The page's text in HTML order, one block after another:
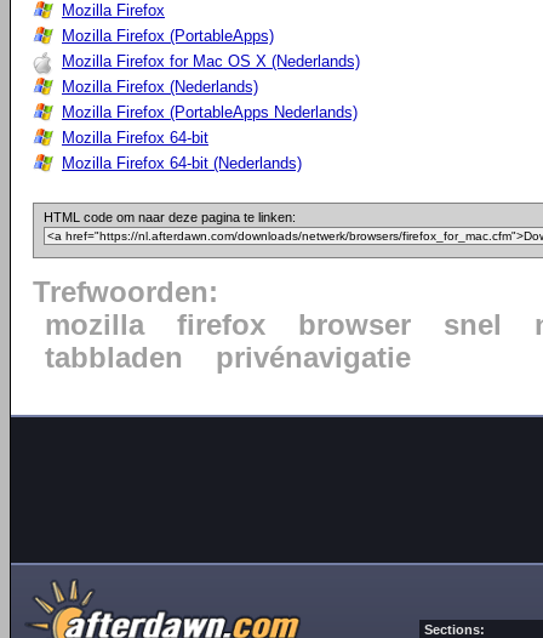
Mozilla Firefox
Mozilla Firefox (PortableApps)
Mozilla Firefox for Mac OS X (Nederlands)
Mozilla Firefox (Nederlands)
Mozilla Firefox (PortableApps Nederlands)
Mozilla Firefox 64-bit
Mozilla Firefox 64-bit (Nederlands)
HTML code om naar deze pagina te linken:
Trefwoorden:
mozilla
firefox browser snel
tabbladen
privénavigatie
Sections: